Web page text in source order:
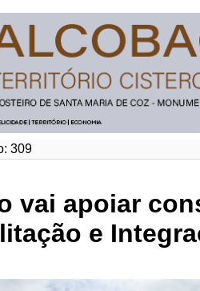
309
vai apoiar
e